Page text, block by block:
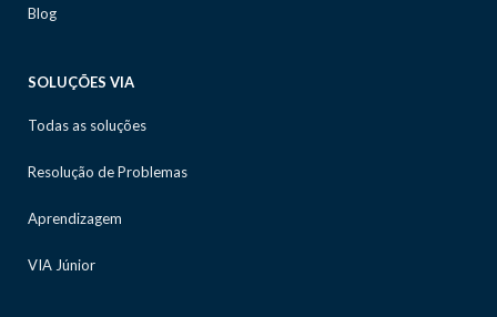
Blog
SOLUÇÕES VIA
Todas as soluções
Resolução de Problemas
Aprendizagem
VIA Júnior